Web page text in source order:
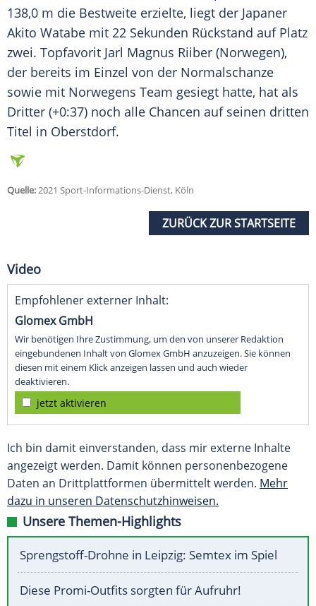
138,0 m die Bestweite erzielte, liegt der Japaner
Akito Watabe mit 22 Sekunden Rückstand auf Platz
zwei. Topfavorit Jarl Magnus Riiber (Norwegen),
der bereits im Einzel von der Normalschanze
sowie mit Norwegens Team gesiegt hatte, hat als
Dritter (+0:37) noch alle Chancen auf seinen dritten
Titel in Oberstdorf.
Quelle:2021 Sport-Informations-Dienst, Köln
ZURÜCK ZUR STARTSEITE
Video
Empfohlener externer Inhalt:
Glomex GmbH
Wir benötigen Ihre Zustimmung, um den von unserer Redaktion
eingebundenen Inhalt von Glomex GmbH anzuzeigen. Sie können
diesen mit einem Klick anzeigen lassen und auch wieder
deaktivieren.
jetzt aktivieren
Ich bin damit einverstanden, dass mir externe Inhalte
angezeigt werden. Damit können personenbezogene
Daten an Drittplattformen übermittelt werden. Mehr
dazu in unseren Datenschutzhinweisen.
Unsere Themen-Highlights
Sprengstoff-Drohne in Leipzig: Semtex im Spiel
Diese Promi-Outfits sorgten für Aufruhr!